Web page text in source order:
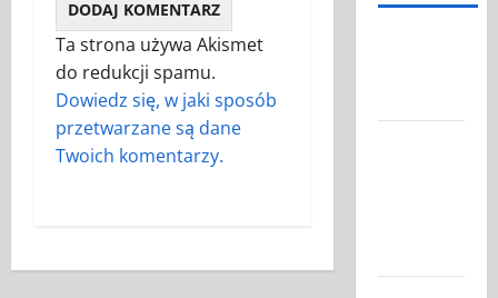
Ta strona używa Akismet
do redukcji spamu.
Dowiedz się, w jaki sposób
przetwarzane są dane
Twoich komentarzy.